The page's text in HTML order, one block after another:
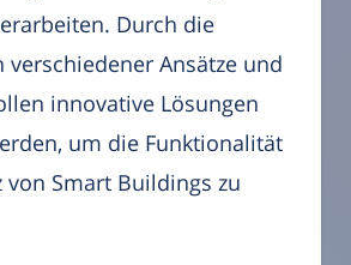
Durch die
Ansätze und
innovative Lösungen
um die Funktionalität
von Smart Buildings zu